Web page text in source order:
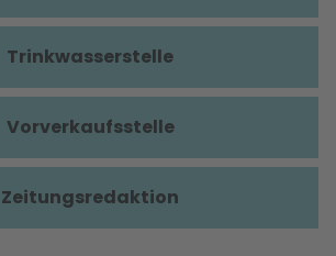
Trinkwasserstelle
Vorverkaufsstelle
Zeitungsredaktion